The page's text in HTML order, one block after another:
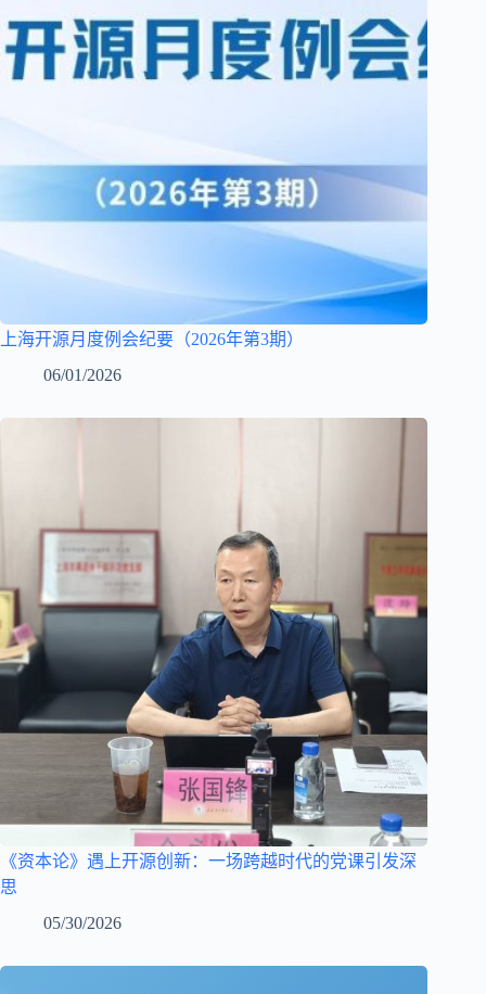
上海开源月度例会纪要（2026年第3期）
06/01/2026
《资本论》遇上开源创新：一场跨越时代的党课引发深
思
05/30/2026